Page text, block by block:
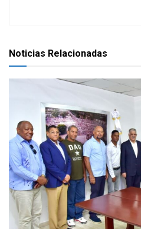
Noticias Relacionadas